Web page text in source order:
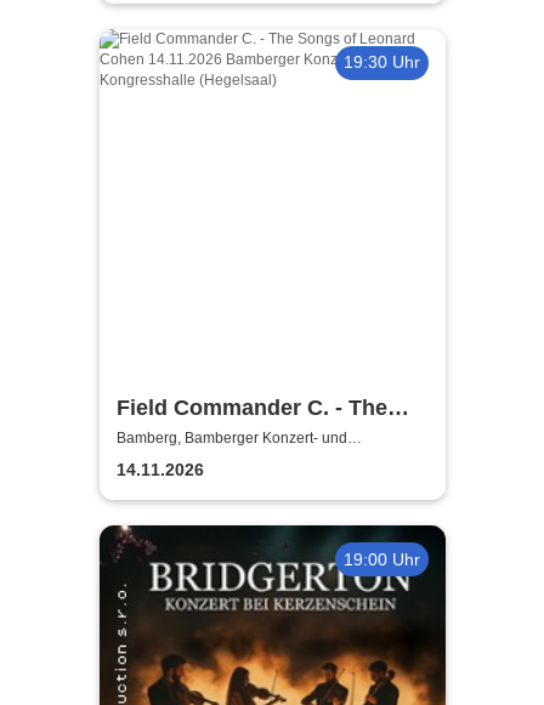
19:30 Uhr
Field Commander C. - The
Songs of Leonard Cohen
Bamberg, Bamberger Konzert- und
Kongresshalle (Hegelsaal)
14.11.2026
19:00 Uhr